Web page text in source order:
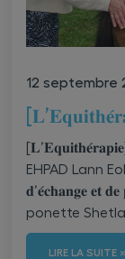
EHPAD Lann
𝐝’𝐞́𝐜𝐡𝐚𝐧𝐠𝐞 𝐞𝐭
ponette
LIRE LA SUITE
12 septembre